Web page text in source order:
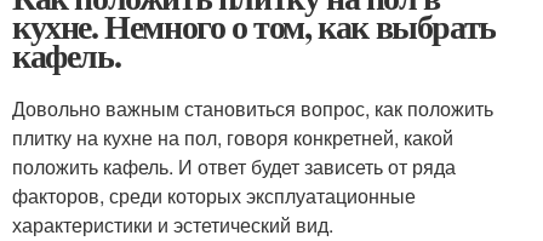
кухне. Немного о том, как выбрать
кафель.
Довольно важным становиться вопрос, как положить
плитку на кухне на пол, говоря конкретней, какой
положить кафель. И ответ будет зависеть от ряда
факторов, среди которых эксплуатационные
характеристики и эстетический вид.